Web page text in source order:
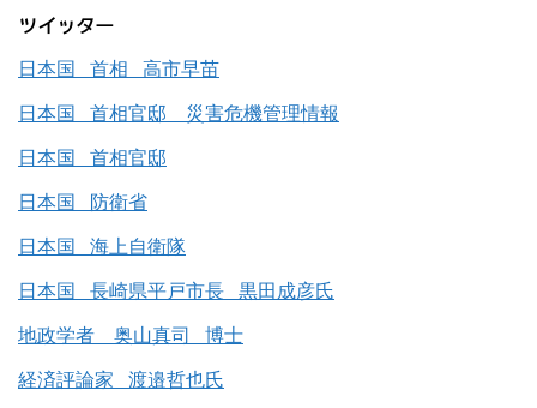
ツイッター
日本国 首相 高市早苗
日本国 首相官邸 災害危機管理情報
日本国 首相官邸
日本国 防衛省
日本国 海上自衛隊
日本国 長崎県平戸市長 黒田成彦氏
地政学者 奥山真司 博士
経済評論家 渡邉哲也氏